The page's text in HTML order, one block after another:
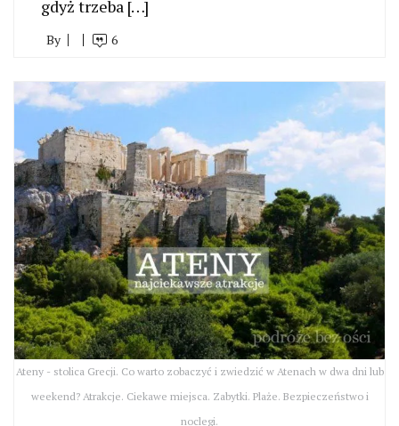
gdyż trzeba […]
By 6
Ateny - stolica Grecji. Co warto zobaczyć i zwiedzić w Atenach w dwa dni lub
weekend? Atrakcje. Ciekawe miejsca. Zabytki. Plaże. Bezpieczeństwo i
noclegi.